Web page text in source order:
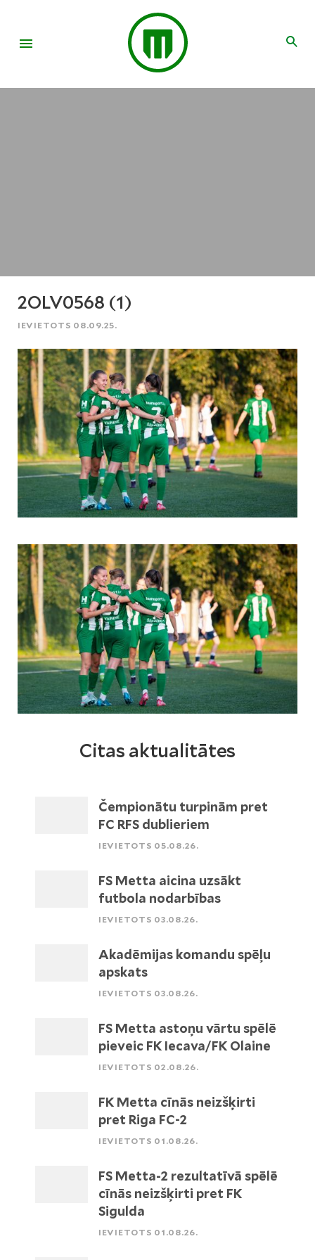
2OLV0568 (1)
IEVIETOTS 08.09.25.
Citas aktualitātes
Čempionātu turpinām pret
FC RFS dublieriem
IEVIETOTS 05.08.26.
FS Metta aicina uzsākt
futbola nodarbības
IEVIETOTS 03.08.26.
Akadēmijas komandu spēļu
apskats
IEVIETOTS 03.08.26.
FS Metta astoņu vārtu spēlē
pieveic FK Iecava/FK Olaine
IEVIETOTS 02.08.26.
FK Metta cīnās neizšķirti
pret Riga FC-2
IEVIETOTS 01.08.26.
FS Metta-2 rezultatīvā spēlē
cīnās neizšķirti pret FK
Sigulda
IEVIETOTS 01.08.26.